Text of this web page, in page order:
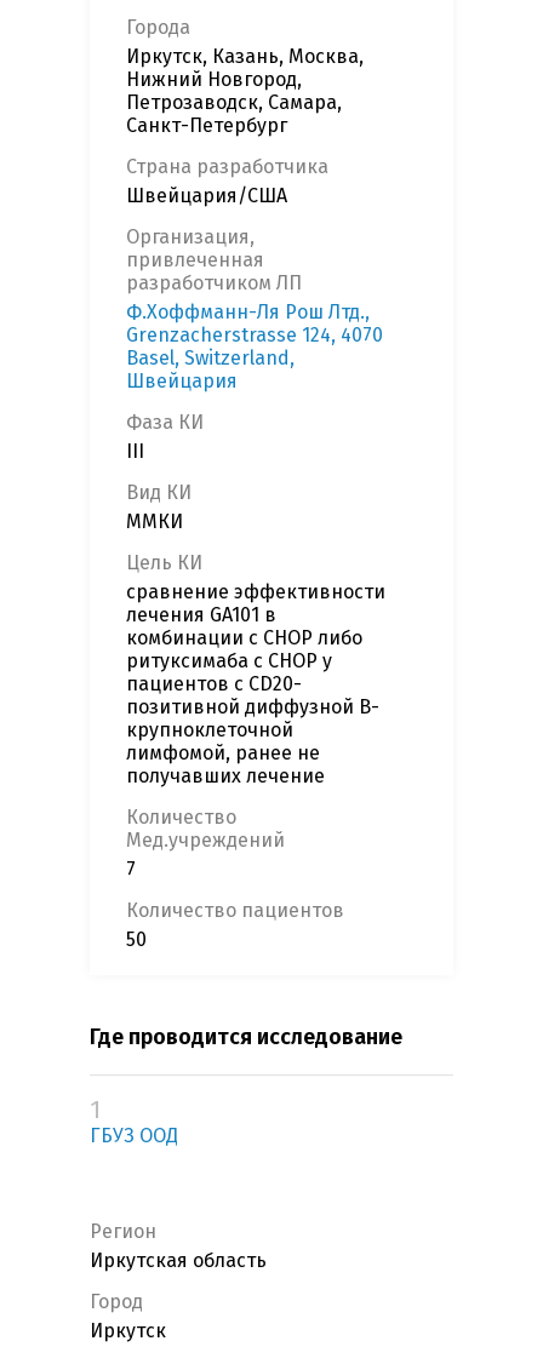
Города
Иркутск, Казань, Москва,
Нижний Новгород,
Петрозаводск, Самара,
Санкт-Петербург
Страна разработчика
Швейцария/США
Организация,
привлеченная
разработчиком ЛП
Ф.Хоффманн-Ля Рош Лтд.,
Grenzacherstrasse 124, 4070
Basel, Switzerland,
Швейцария
Фаза КИ
Вид КИ
ММКИ
Цель КИ
сравнение эффективности
лечения GA101 в
комбинации с CHOP либо
ритуксимаба с CHOP у
пациентов с CD20-
позитивной диффузной В-
крупноклеточной
лимфомой, ранее не
получавших лечение
Количество
Мед.учреждений
7
Количество пациентов
50
Где проводится исследование
1
ГБУЗ ООД
Регион
Иркутская область
Город
Иркутск